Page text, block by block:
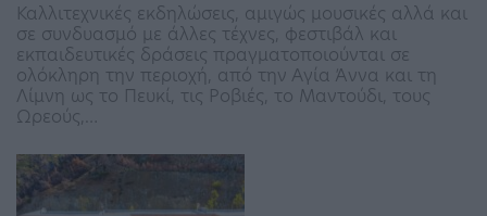
Καλλιτεχνικές εκδηλώσεις, αμιγώς μουσικές αλλά και
σε συνδυασμό με άλλες τέχνες, φεστιβάλ και
εκπαιδευτικές δράσεις πραγματοποιούνται σε
ολόκληρη την περιοχή, από την Αγία Άννα και τη
Λίμνη ως το Πευκί, τις Ροβιές, το Μαντούδι, τους
Ωρεούς,…